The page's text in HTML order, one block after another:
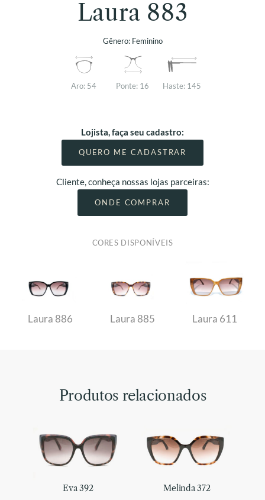
Laura 883
Gênero: Feminino
Aro: 54 Ponte: 16 Haste: 145
Lojista, faça seu cadastro:
QUERO ME CADASTRAR
Cliente, conheça nossas lojas parceiras:
ONDE COMPRAR
CORES DISPONÍVEIS
Laura 886 Laura 885 Laura 611
Produtos relacionados
Eva 392 Melinda 372